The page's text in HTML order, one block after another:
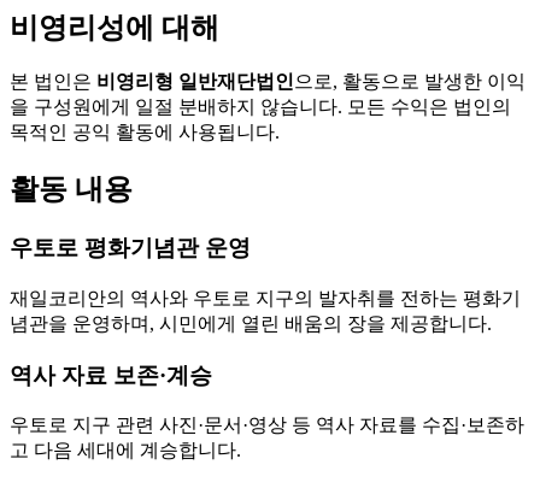
비영리성에 대해
본 법인은 비영리형 일반재단법인으로, 활동으로 발생한 이익
을 구성원에게 일절 분배하지 않습니다. 모든 수익은 법인의
목적인 공익 활동에 사용됩니다.
활동 내용
우토로 평화기념관 운영
재일코리안의 역사와 우토로 지구의 발자취를 전하는 평화기
념관을 운영하며, 시민에게 열린 배움의 장을 제공합니다.
역사 자료 보존·계승
우토로 지구 관련 사진·문서·영상 등 역사 자료를 수집·보존하
고 다음 세대에 계승합니다.